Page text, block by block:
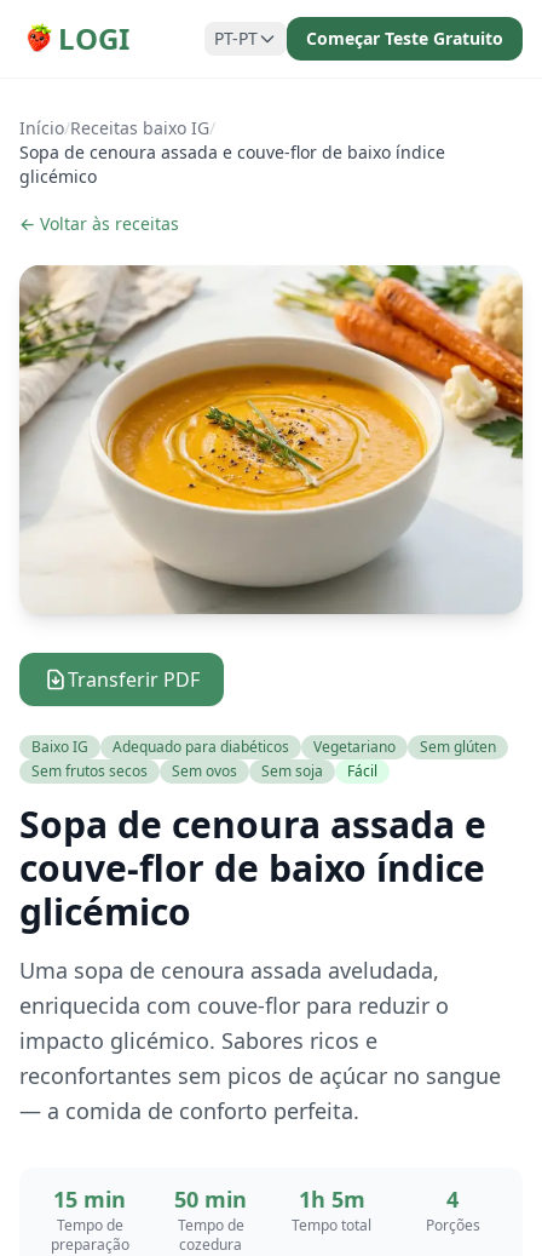
LOGI PT-PT Começar Teste Gratuito
Início/Receitas baixo IG/
Sopa de cenoura assada e couve-flor de baixo índice
glicémico
← Voltar às receitas
Transferir PDF
Baixo IG Adequado para diabéticos Vegetariano
Sem glúten
Sem frutos secos
Sem ovos Sem soja Fácil
Sopa de cenoura assada e
couve-flor de baixo índice
glicémico
Uma sopa de cenoura assada aveludada,
enriquecida com couve-flor para reduzir o
impacto glicémico. Sabores ricos e
reconfortantes sem picos de açúcar no sangue
— a comida de conforto perfeita.
15 min
Tempo de
preparação
50 min
Tempo de
cozedura
1h 5m
Tempo total
4
Porções